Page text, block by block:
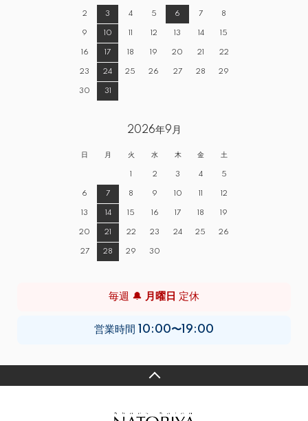
2 3 4 5 6 7 8
9 10 11 12 13 14 15
16 17 18 19 20 21 22
23 24 25 26 27 28 29
30 31
2026年9月
日 月 火 水 木 金 土
1 2 3 4 5
6 7 8 9 10 11 12
13 14 15 16 17 18 19
20 21 22 23 24 25 26
27 28 29 30
毎週 🔔 月曜日 定休
営業時間 10:00〜19:00